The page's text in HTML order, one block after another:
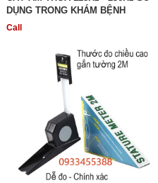
DỤNG TRONG KHÁM BỆNH
Call